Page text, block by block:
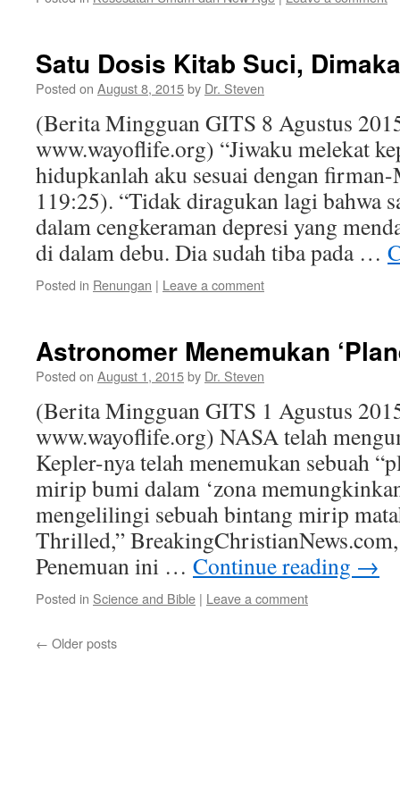
Satu Dosis Kitab Suci,
Posted on August 8, 2015by Dr. Steven
(Berita Mingguan GITS 8 Agustus
www.wayoflife.org) “Jiwaku melekat
hidupkanlah aku sesuai dengan
119:25). “Tidak diragukan lagi bahwa
dalam cengkeraman depresi yang
di dalam debu. Dia sudah tiba pada …
Posted in Renungan | Leave a comment
Astronomer Menemukan
Posted on August 1, 2015by Dr. Steven
(Berita Mingguan GITS 1 Agustus
www.wayoflife.org) NASA telah
Kepler-nya telah menemukan sebuah
mirip bumi dalam ‘zona
mengelilingi sebuah bintang mirip
Thrilled,”
Penemuan ini … Continue reading →
Posted in Science and Bible | Leave a comment
← Older posts